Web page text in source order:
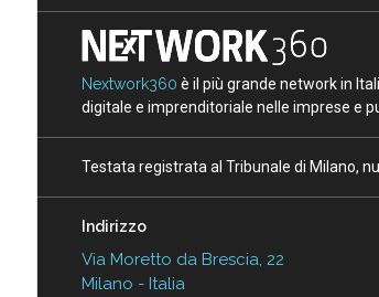
Nextwork360 è il più grande network in
digitale e imprenditoriale nelle imprese e
Testata registrata al Tribunale di Milano,
Indirizzo
Via Moretto da Brescia, 22
Milano - Italia